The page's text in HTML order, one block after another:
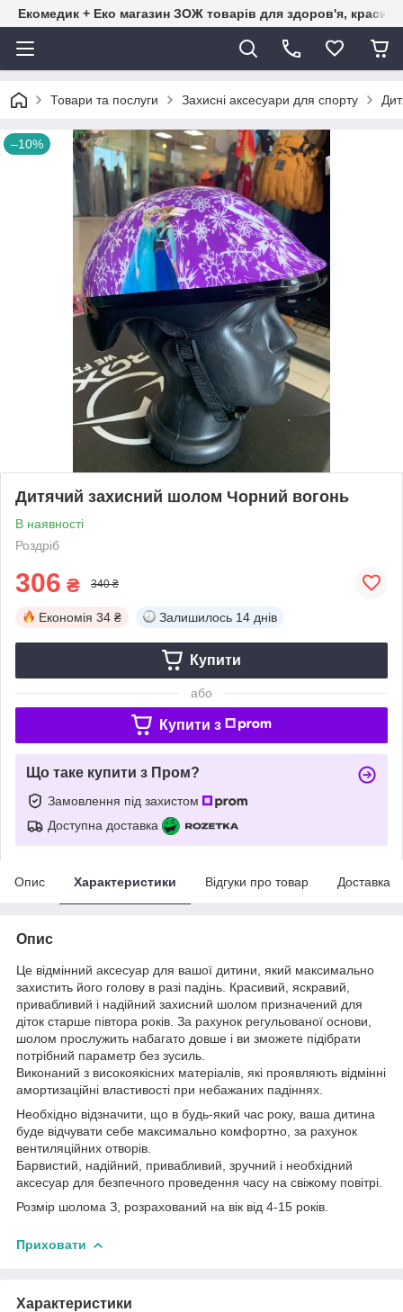
Екомедик + Еко магазин ЗОЖ товарів для здоров'я, краси
Товари та послуги Захисні аксесуари для спорту
–10%
Дитячий захисний шолом Чорний вогонь
В наявності
Роздріб
306 ₴ 340 ₴
Економія 34 ₴ Залишилось 14 днів
Купити
або
Купити з
Що таке купити з Пром?
Замовлення під захистом
Доступна доставка
Опис Характеристики Відгуки про товар Доставка
Опис
Це відмінний аксесуар для вашої дитини, який максимально
захистить його голову в разі падінь. Красивий, яскравий,
привабливий і надійний захисний шолом призначений для
діток старше півтора років. За рахунок регульованої основи,
шолом прослужить набагато довше і ви зможете підібрати
потрібний параметр без зусиль.
Виконаний з високоякісних матеріалів, які проявляють відмінні
амортизаційні властивості при небажаних падіннях.
Необхідно відзначити, що в будь-який час року, ваша дитина
буде відчувати себе максимально комфортно, за рахунок
вентиляційних отворів.
Барвистий, надійний, привабливий, зручний і необхідний
аксесуар для безпечного проведення часу на свіжому повітрі.
Розмір шолома З, розрахований на вік від 4-15 років.
Приховати
Характеристики